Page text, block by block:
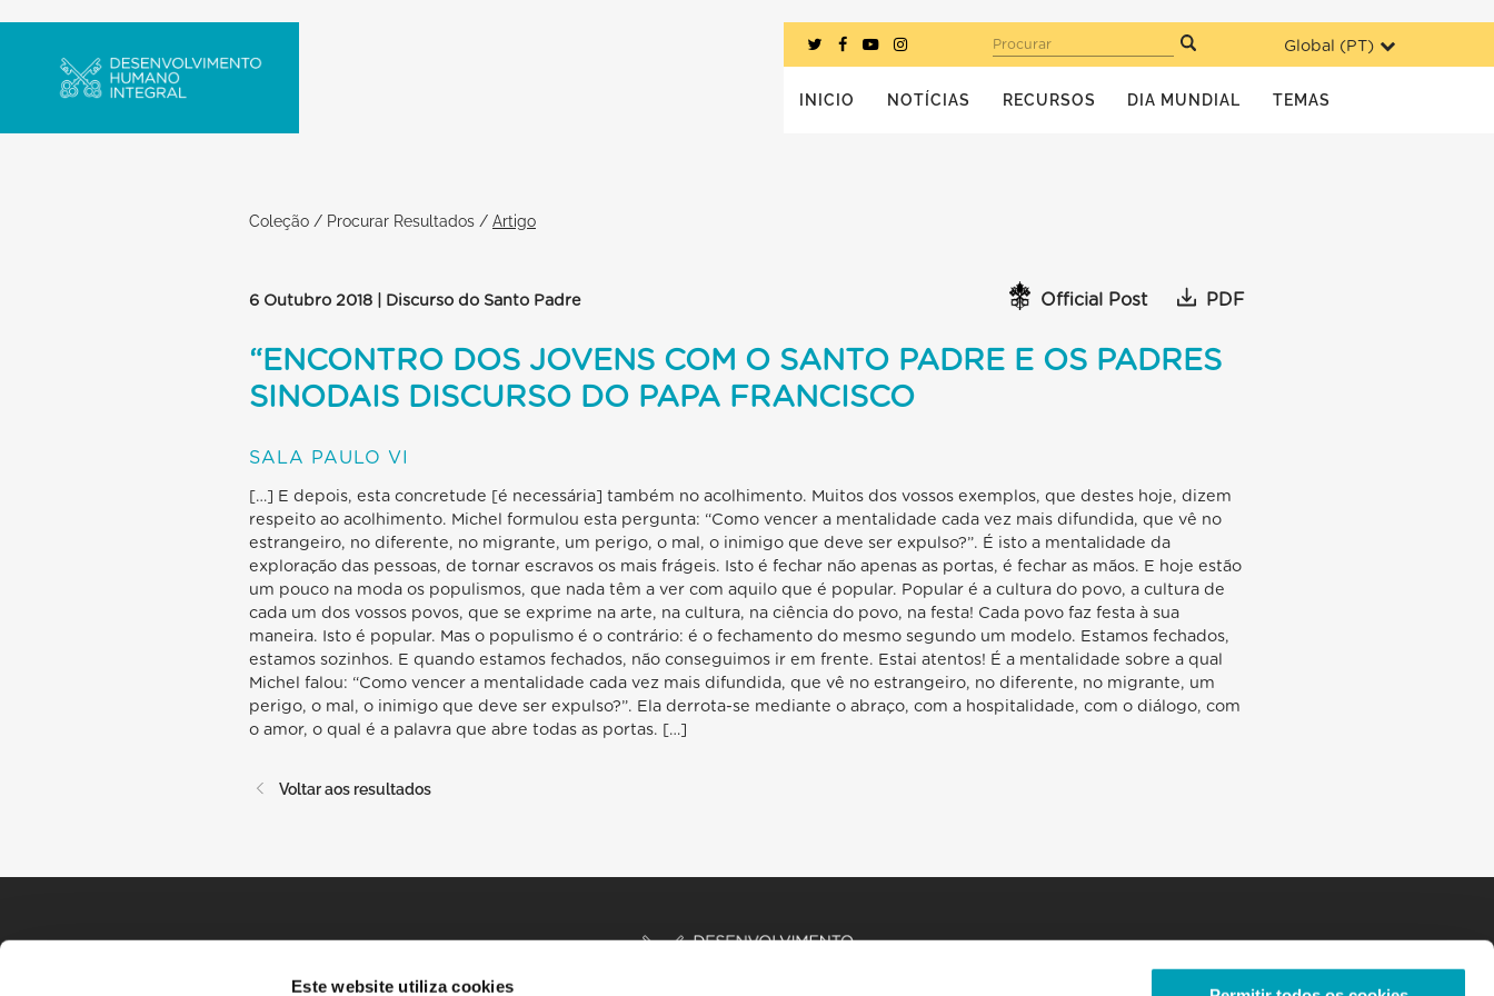
Este website utiliza cookies
Global (PT)
Procurar
INICIO NOTÍCIAS RECURSOS DIA MUNDIAL TEMAS
Coleção / Procurar Resultados / Artigo
6 Outubro 2018 | Discurso do Santo Padre Official Post PDF
“ENCONTRO DOS JOVENS COM O SANTO PADRE E OS PADRES
SINODAIS DISCURSO DO PAPA FRANCISCO
SALA PAULO VI
[…] E depois, esta concretude [é necessária] também no acolhimento. Muitos dos vossos exemplos, que destes hoje, dizem
respeito ao acolhimento. Michel formulou esta pergunta: “Como vencer a mentalidade cada vez mais difundida, que vê no
estrangeiro, no diferente, no migrante, um perigo, o mal, o inimigo que deve ser expulso?”. É isto a mentalidade da
exploração das pessoas, de tornar escravos os mais frágeis. Isto é fechar não apenas as portas, é fechar as mãos. E hoje estão
um pouco na moda os populismos, que nada têm a ver com aquilo que é popular. Popular é a cultura do povo, a cultura de
cada um dos vossos povos, que se exprime na arte, na cultura, na ciência do povo, na festa! Cada povo faz festa à sua
maneira. Isto é popular. Mas o populismo é o contrário: é o fechamento do mesmo segundo um modelo. Estamos fechados,
estamos sozinhos. E quando estamos fechados, não conseguimos ir em frente. Estai atentos! É a mentalidade sobre a qual
Michel falou: “Como vencer a mentalidade cada vez mais difundida, que vê no estrangeiro, no diferente, no migrante, um
perigo, o mal, o inimigo que deve ser expulso?”. Ela derrota-se mediante o abraço, com a hospitalidade, com o diálogo, com
o amor, o qual é a palavra que abre todas as portas. […]
Voltar aos resultados